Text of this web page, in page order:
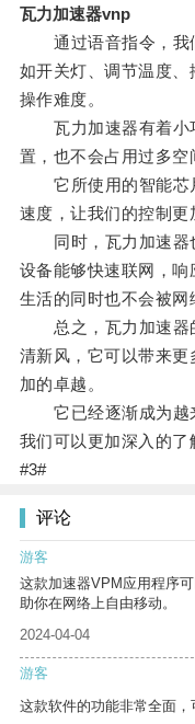
瓦力加速器vnp
通过语音指令，我
如开关灯、调节温度
操作难度。
瓦力加速器有着小
置，也不会占用过多空
它所使用的智能芯
速度，让我们的控制更
同时，瓦力加速器
设备能够快速联网，
生活的同时也不会被网
总之，瓦力加速器
清新风，它可以带来
加的卓越。
它已经逐渐成为越
我们可以更加深入的了
#3#
评论
游客
这款加速器VPM应用程序
助你在网络上自由移动。
2024-04-04
游客
这款软件的功能非常全面，